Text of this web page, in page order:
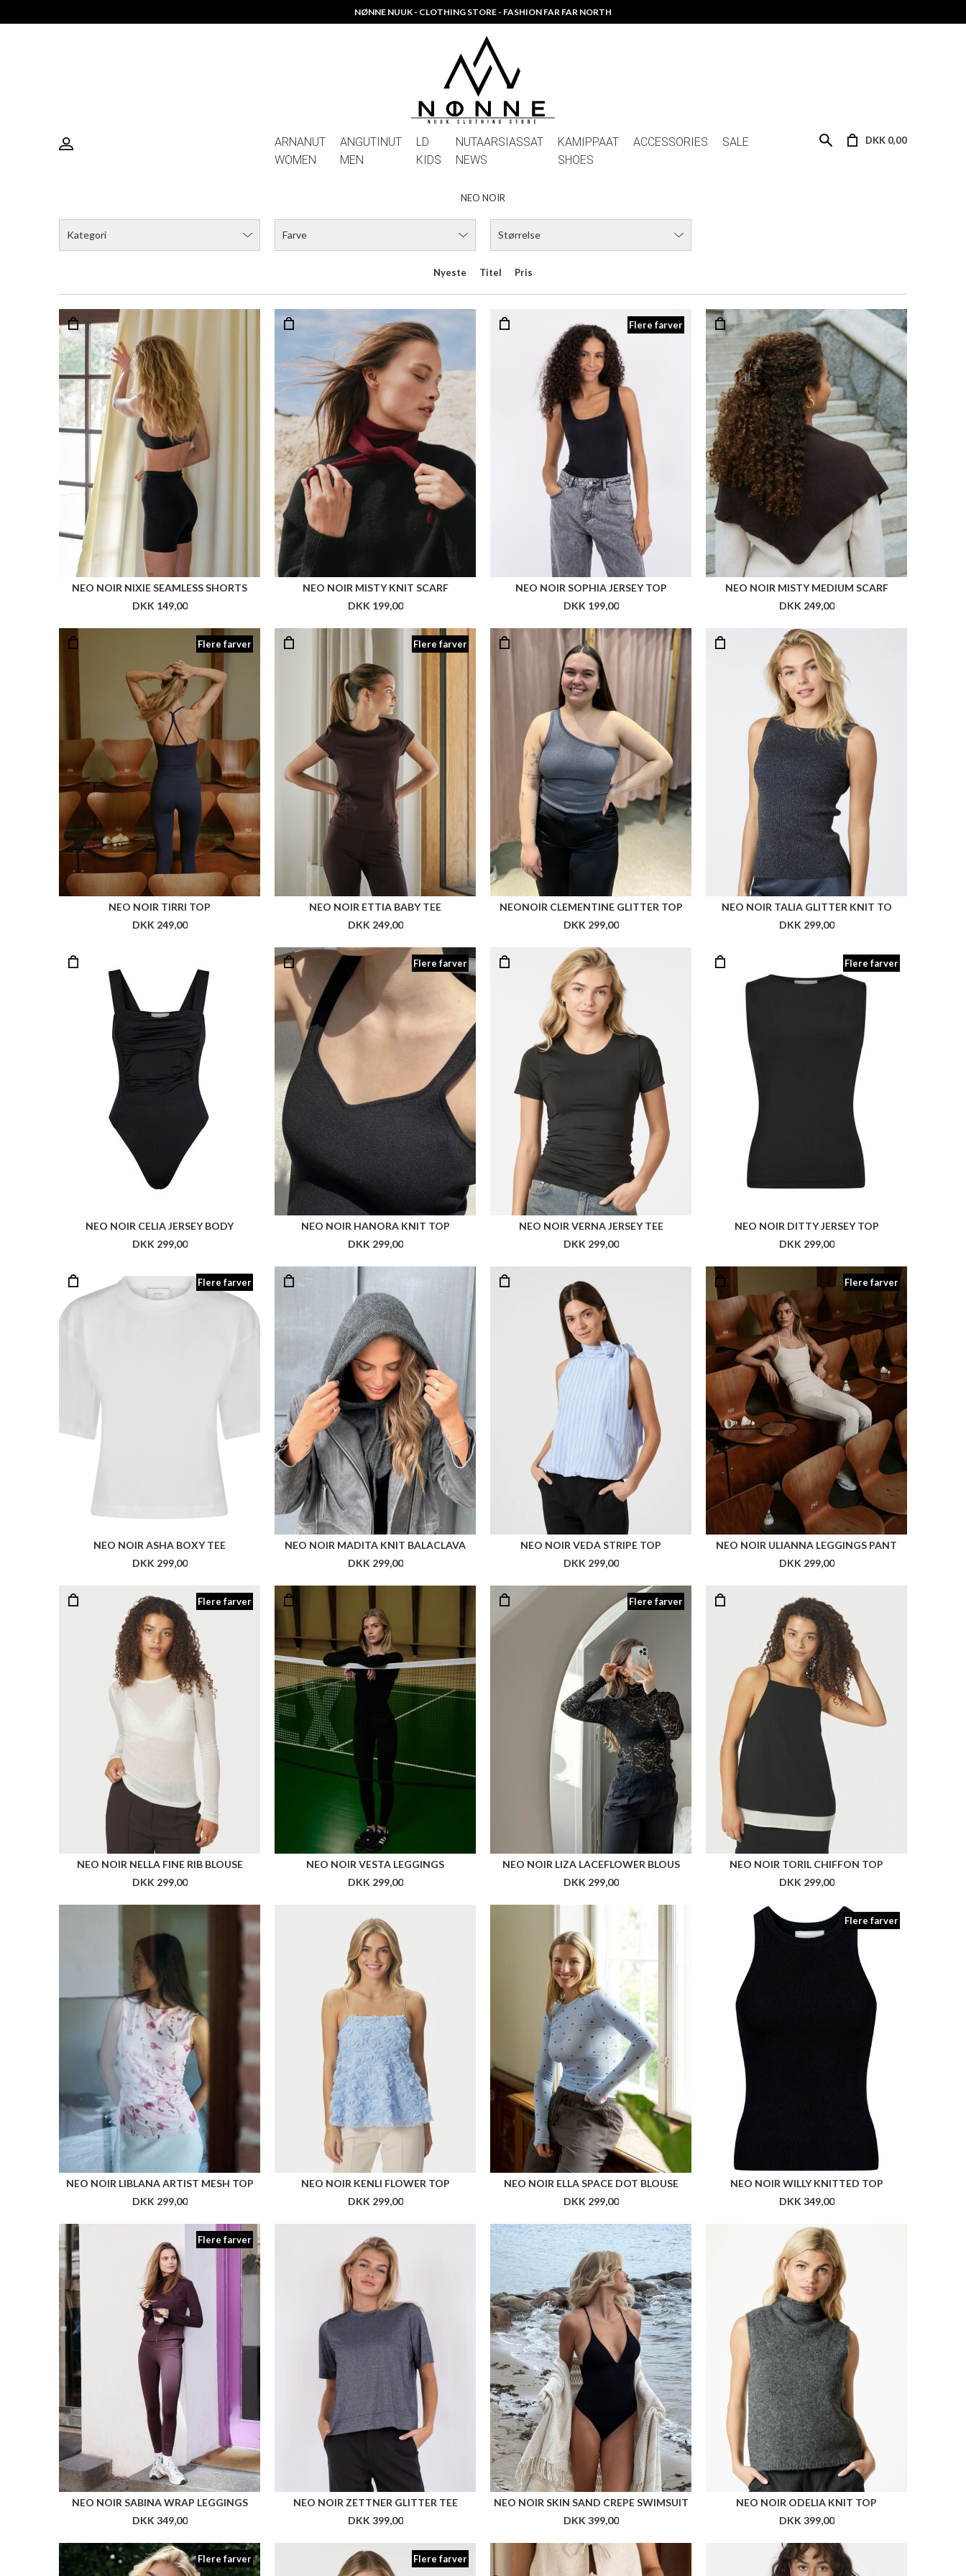
NØNNE NUUK - CLOTHING STORE - FASHION FAR FAR NORTH
ARNANUT
WOMEN
ANGUTINUT
MEN
LD
KIDS
NUTAARSIASSAT
NEWS
KAMIPPAAT
SHOES
ACCESSORIES SALE DKK 0,00
NEO NOIR
Kategori Farve Størrelse
Nyeste Titel Pris
NEO NOIR NIXIE SEAMLESS SHORTS
DKK 149,00
NEO NOIR MISTY KNIT SCARF
DKK 199,00
Flere farver
NEO NOIR SOPHIA JERSEY TOP
DKK 199,00
NEO NOIR MISTY MEDIUM SCARF
DKK 249,00
Flere farver
NEO NOIR TIRRI TOP
DKK 249,00
Flere farver
NEO NOIR ETTIA BABY TEE
DKK 249,00
NEONOIR CLEMENTINE GLITTER TOP
DKK 299,00
NEO NOIR TALIA GLITTER KNIT TO
DKK 299,00
NEO NOIR CELIA JERSEY BODY
DKK 299,00
Flere farver
NEO NOIR HANORA KNIT TOP
DKK 299,00
NEO NOIR VERNA JERSEY TEE
DKK 299,00
Flere farver
NEO NOIR DITTY JERSEY TOP
DKK 299,00
Flere farver
NEO NOIR ASHA BOXY TEE
DKK 299,00
NEO NOIR MADITA KNIT BALACLAVA
DKK 299,00
NEO NOIR VEDA STRIPE TOP
DKK 299,00
Flere farver
NEO NOIR ULIANNA LEGGINGS PANT
DKK 299,00
Flere farver
NEO NOIR NELLA FINE RIB BLOUSE
DKK 299,00
NEO NOIR VESTA LEGGINGS
DKK 299,00
Flere farver
NEO NOIR LIZA LACEFLOWER BLOUS
DKK 299,00
NEO NOIR TORIL CHIFFON TOP
DKK 299,00
NEO NOIR LIBLANA ARTIST MESH TOP
DKK 299,00
NEO NOIR KENLI FLOWER TOP
DKK 299,00
NEO NOIR ELLA SPACE DOT BLOUSE
DKK 299,00
Flere farver
NEO NOIR WILLY KNITTED TOP
DKK 349,00
Flere farver
NEO NOIR SABINA WRAP LEGGINGS
DKK 349,00
NEO NOIR ZETTNER GLITTER TEE
DKK 399,00
NEO NOIR SKIN SAND CREPE SWIMSUIT
DKK 399,00
NEO NOIR ODELIA KNIT TOP
DKK 399,00
Flere farver Flere farver